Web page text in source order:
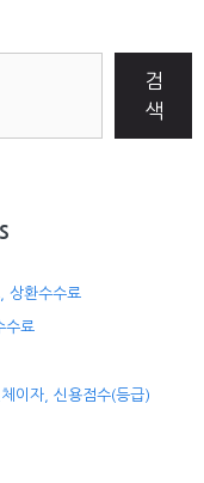
검
색
상환수수료
수료
이자, 신용점수(등급)